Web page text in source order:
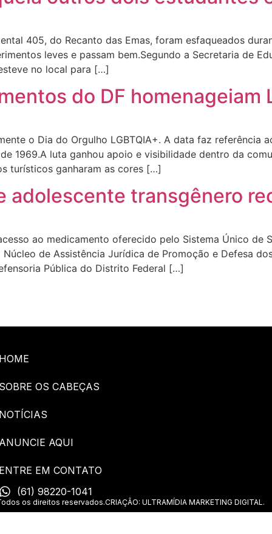
405, do Recanto das Emas, foram esfaqueados
leves e passam bem.Segundo a Secretaria de
no local para […]
do DF homenageiam
o Dia do Orgulho LGBTQIA+. A data faz referência
1969.A luta ganhou apoio e visibilidade dentro da
turísticos ganharam as cores […]
adolescente transgênero
ao medicamento oferecido pelo Sistema Único de
de Assistência Jurídica de Promoção e Defesa
Pública do Distrito Federal […]
OS CABEÇAS
AQUI
EM CONTATO
(61) 98220-1041
os direitos reservados.CRIAÇÃO: ULTRAMÍDIA MARKETING DIGITAL.